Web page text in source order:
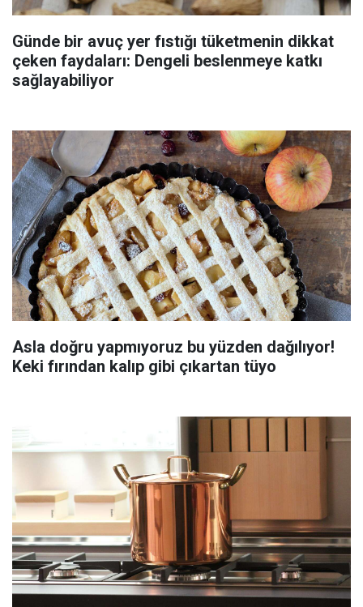
Günde bir avuç yer fıstığı tüketmenin dikkat
çeken faydaları: Dengeli beslenmeye katkı
sağlayabiliyor
Asla doğru yapmıyoruz bu yüzden dağılıyor!
Keki fırından kalıp gibi çıkartan tüyo